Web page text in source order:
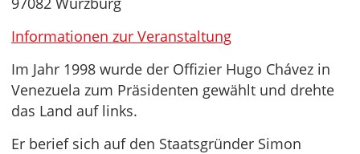
Informationen zur Veranstaltung
Im Jahr 1998 wurde der Offizier Hugo Chávez in
Venezuela zum Präsidenten gewählt und drehte
das Land auf links.
Er berief sich auf den Staatsgründer Simon